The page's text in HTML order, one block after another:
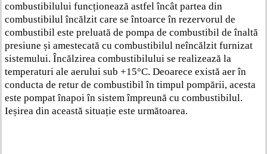
combustibilului funcționează astfel încât partea din
combustibilul încălzit care se întoarce în rezervorul de
combustibil este preluată de pompa de combustibil de înaltă
presiune și amestecată cu combustibilul neîncălzit furnizat
sistemului. Încălzirea combustibilului se realizează la
temperaturi ale aerului sub +15°C. Deoarece există aer în
conducta de retur de combustibil în timpul pompării, acesta
este pompat înapoi în sistem împreună cu combustibilul.
Ieșirea din această situație este următoarea.